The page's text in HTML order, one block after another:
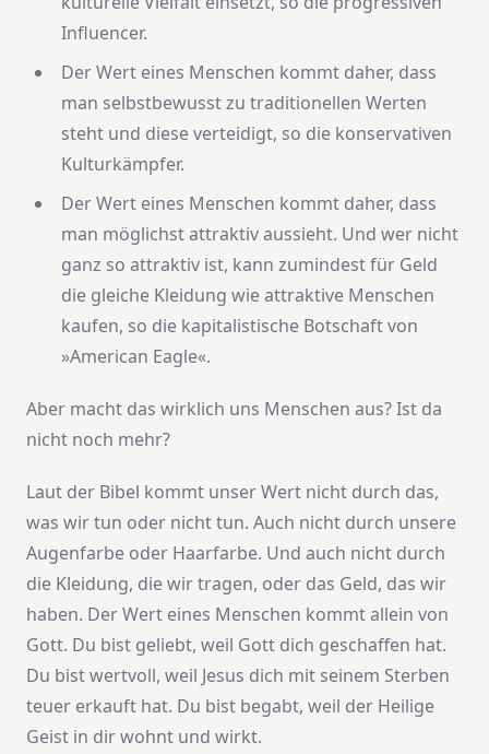
Influencer.
Der Wert eines Menschen kommt daher, dass
man selbstbewusst zu traditionellen Werten
steht und diese verteidigt, so die konservativen
Kulturkämpfer.
Der Wert eines Menschen kommt daher, dass
man möglichst attraktiv aussieht. Und wer nicht
ganz so attraktiv ist, kann zumindest für Geld
die gleiche Kleidung wie attraktive Menschen
kaufen, so die kapitalistische Botschaft von
»American Eagle«.
Aber macht das wirklich uns Menschen aus? Ist da
nicht noch mehr?
Laut der Bibel kommt unser Wert nicht durch das,
was wir tun oder nicht tun. Auch nicht durch unsere
Augenfarbe oder Haarfarbe. Und auch nicht durch
die Kleidung, die wir tragen, oder das Geld, das wir
haben. Der Wert eines Menschen kommt allein von
Gott. Du bist geliebt, weil Gott dich geschaffen hat.
Du bist wertvoll, weil Jesus dich mit seinem Sterben
teuer erkauft hat. Du bist begabt, weil der Heilige
Geist in dir wohnt und wirkt.